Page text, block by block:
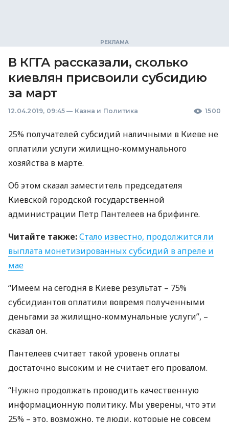
В КГГА рассказали, сколько
киевлян присвоили субсидию
за март
12.04.2019, 09:45 — Казна и Политика 1500
25% получателей субсидий наличными в Киеве не
оплатили услуги жилищно-коммунального
хозяйства в марте.
Об этом сказал заместитель председателя
Киевской городской государственной
администрации Петр Пантелеев на брифинге.
Читайте также:Стало известно, продолжится ли
выплата монетизированных субсидий в апреле и
мае
“Имеем на сегодня в Киеве результат – 75%
субсидиантов оплатили вовремя полученными
деньгами за жилищно-коммунальные услуги”, –
сказал он.
Пантелеев считает такой уровень оплаты
достаточно высоким и не считает его провалом.
“Нужно продолжать проводить качественную
информационную политику. Мы уверены, что эти
25% – это, возможно, те люди, которые не совсем